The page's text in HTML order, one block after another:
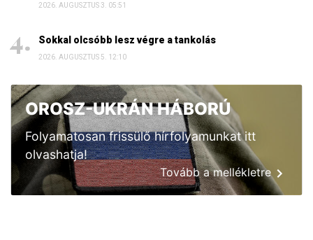
2026. AUGUSZTUS 3. 05:51
Sokkal olcsóbb lesz végre a tankolás
2026. AUGUSZTUS 5. 12:10
OROSZ-UKRÁN HÁBORÚ
Folyamatosan frissülő hírfolyamunkat itt
olvashatja!
Tovább a mellékletre